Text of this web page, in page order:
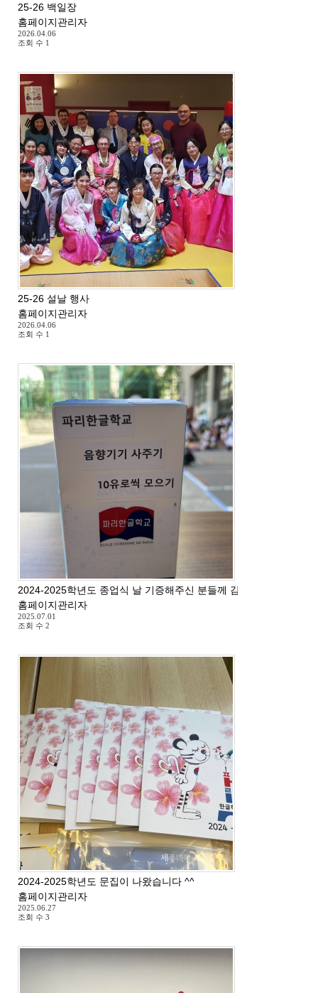
25-26 백일장
홈페이지관리자
2026.04.06
조회 수 1
25-26 설날 행사
홈페이지관리자
2026.04.06
조회 수 1
2024-2025학년도 종업식 날 기증해주신 분들께 감사드립니다.
홈페이지관리자
2025.07.01
조회 수 2
2024-2025학년도 문집이 나왔습니다 ^^
홈페이지관리자
2025.06.27
조회 수 3